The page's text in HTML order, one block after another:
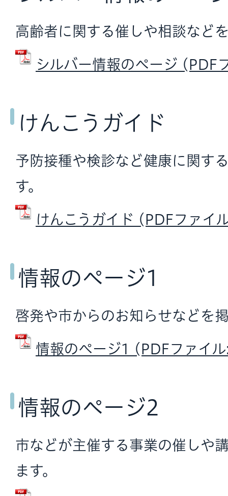
高齢者に関する催しや相談など
シルバー情報のページ (PDF
けんこうガイド
予防接種や検診など健康に関す
す。
けんこうガイド (PDFファイ
情報のページ1
啓発や市からのお知らせなどを
情報のぺージ1 (PDFファイ
情報のページ2
市などが主催する事業の催しや
ます。